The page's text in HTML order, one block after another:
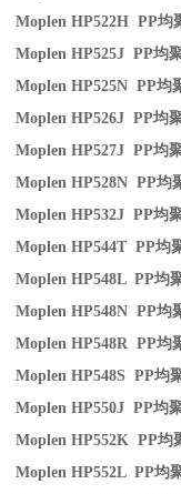
Moplen HP522H PP均
Moplen HP525J PP均
Moplen HP525N PP均
Moplen HP526J PP均
Moplen HP527J PP均
Moplen HP528N PP均
Moplen HP532J PP均
Moplen HP544T PP均
Moplen HP548L PP均
Moplen HP548N PP均
Moplen HP548R PP均
Moplen HP548S PP均
Moplen HP550J PP均
Moplen HP552K PP均
Moplen HP552L PP均